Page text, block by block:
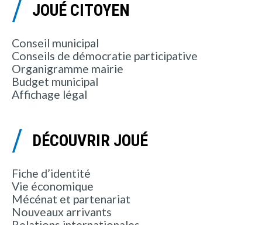
JOUÉ CITOYEN
Conseil municipal
Conseils de démocratie participative
Organigramme mairie
Budget municipal
Affichage légal
DÉCOUVRIR JOUÉ
Fiche d’identité
Vie économique
Mécénat et partenariat
Nouveaux arrivants